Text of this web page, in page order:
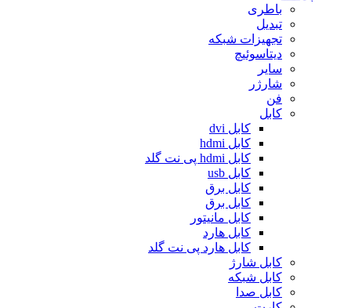
باطری
تبدیل
تجهیزات شبکه
دیتاسوئیچ
سایر
شارژر
فن
کابل
کابل dvi
کابل hdmi
کابل hdmi پی نت گلد
کابل usb
کابل برق
کابل برق
کابل مانیتور
کابل هارد
کابل هارد پی نت گلد
کابل شارژ
کابل شبکه
کابل صدا